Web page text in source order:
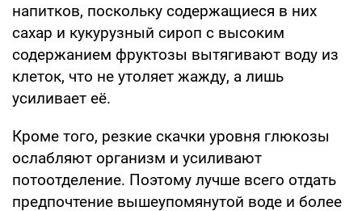
напитков, поскольку содержащиеся в них
сахар и кукурузный сироп с высоким
содержанием фруктозы вытягивают воду из
клеток, что не утоляет жажду, а лишь
усиливает её.
Кроме того, резкие скачки уровня глюкозы
ослабляют организм и усиливают
потоотделение. Поэтому лучше всего отдать
предпочтение вышеупомянутой воде и более